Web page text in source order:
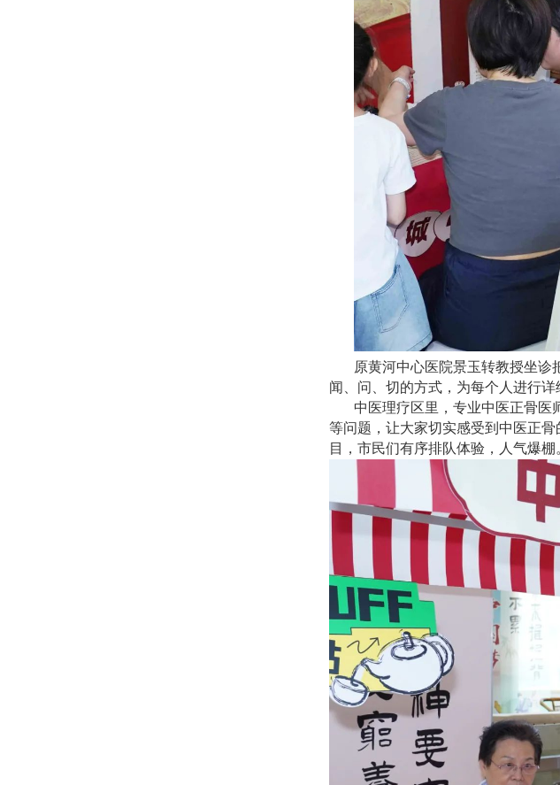
原黄河中心医院景玉转教授坐诊
闻、问、切的方式，为每个人进行
中医理疗区里，专业中医正骨医
等问题，让大家切实感受到中医正
目，市民们有序排队体验，人气爆棚